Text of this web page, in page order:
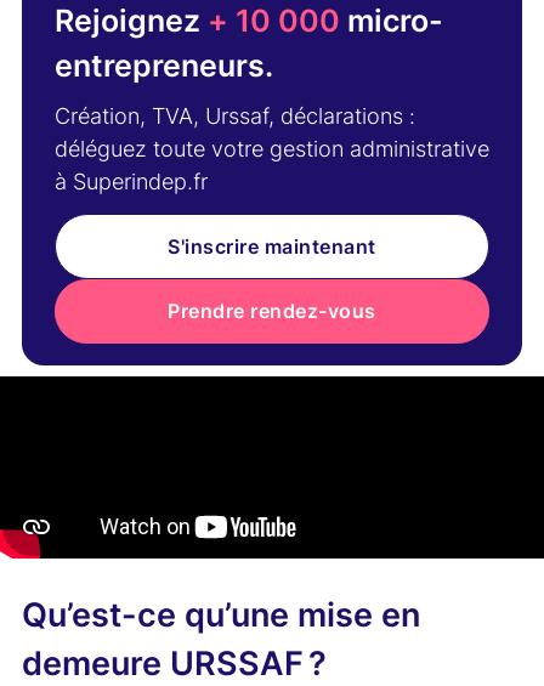
Rejoignez + 10 000 micro-
entrepreneurs.
Création, TVA, Urssaf, déclarations :
déléguez toute votre gestion administrative
à Superindep.fr
S'inscrire maintenant
Prendre rendez-vous
Qu’est-ce qu’une mise en
demeure URSSAF ?